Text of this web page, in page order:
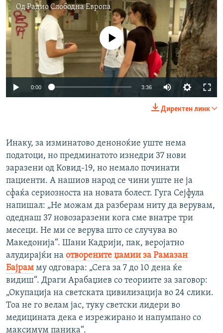
ОдРадио Слободна Eвропа
1080p
No media source currently available
0:00 3:36
1080p
Директен линк
Инаку, за изминатово деноноќие уште нема
податоци, но предминатото изнедри 37 нови
заразени од Ковид-19, но немало починати
пациенти. А нашиов народ се чини уште не ја
сфаќа сериозноста на новата болест. Гуга Сејфула
напишал: „Не можам да разберам ниту да верувам,
одеднаш 37 новозаразени кога сме внатре три
месеци. Не ми се верува што се случува во
Македонија“. Шани Кадрији, пак, веројатно
алудирајќи на отворените џамии за Рамазан
Бајрам му одговара: „Сега за 7 до 10 дена ќе
видиш“. Драги Арабаџиев со теориите за заговор:
„Окупација на светската цивилизација во 24 слики.
Тоа не го велам јас, туку светски лидери во
медицината дека е изрежирано и напумпано со
максимум паника“.